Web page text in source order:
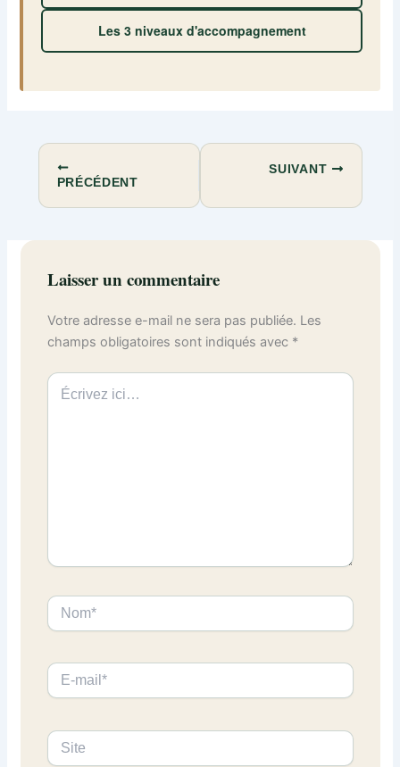
Les 3 niveaux d'accompagnement
PRÉCÉDENT
SUIVANT
Laisser un commentaire
Votre adresse e-mail ne sera pas publiée. Les
champs obligatoires sont indiqués avec *
Écrivez
ici…
Nom*
E-
mail*
Site